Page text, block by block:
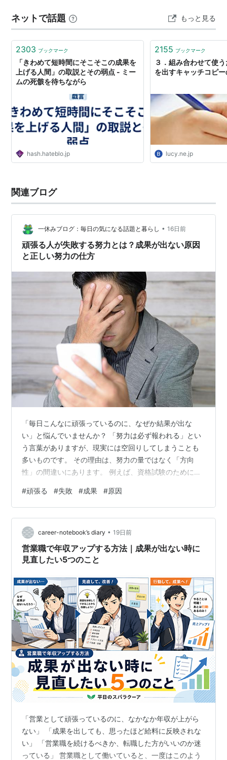
能する際に求められる点について考えてみましょう。 博
物館は本来、貴重な資料を収蔵する場所でした…
ネットで話題 もっと見る
2303 ブックマーク
「きわめて短時間にそこそこの成果を
上げる人間」の取説とその弱点 - ミー
ムの死骸を待ちながら
hash.hateblo.jp
2155 ブックマーク
３．組み合わせて使
を出すキャッチコピ
lucy.ne.jp
関連ブログ
一休みブログ：毎日の気になる話題と暮らし • 16日前
頑張る人が失敗する努力とは？成果が出ない原因
と正しい努力の仕方
「毎日こんなに頑張っているのに、なぜか結果が出な
い」と悩んでいませんか？ 「努力は必ず報われる」とい
う言葉がありますが、現実には空回りしてしまうことも
多いものです。 その理由は、努力の量ではなく「方向
性」の間違いにあります。 例えば、資格試験のために参
になりません。 スポーツでも、間違ったフォームのまま
何千回練習しても上達は遠のいてしまいます。 今回は、
努力が成果に繋がらない人の特徴と、驚くほど結果が変
わる「正しい努力のコツ」を分かりやすく解説します。
***目次*** 頑張っても報われない人の特徴 ・ゴールを決
めずに走り出している ・思考停止…
#頑張る #失敗 #成果 #原因
career-notebook’s diary • 19日前
営業職で年収アップする方法｜成果が出ない時に
見直したい5つのこと
「営業として頑張っているのに、なかなか年収が上がら
ない」 「成果を出しても、思ったほど給料に反映されな
い」 「営業職を続けるべきか、転職した方がいいのか迷
っている」 営業職として働いていると、一度はこのよう